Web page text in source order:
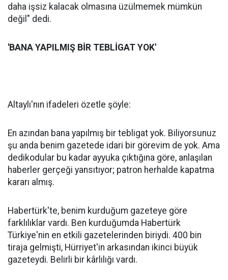
daha işsiz kalacak olmasına üzülmemek mümkün
değil" dedi.
'BANA YAPILMIŞ BİR TEBLİGAT YOK'
Altaylı'nın ifadeleri özetle şöyle:
En azından bana yapılmış bir tebligat yok. Biliyorsunuz
şu anda benim gazetede idari bir görevim de yok. Ama
dedikodular bu kadar ayyuka çıktığına göre, anlaşılan
haberler gerçeği yansıtıyor; patron herhalde kapatma
kararı almış.
Habertürk'te, benim kurduğum gazeteye göre
farklılıklar vardı. Ben kurduğumda Habertürk
Türkiye'nin en etkili gazetelerinden biriydi. 400 bin
tiraja gelmişti, Hürriyet'in arkasından ikinci büyük
gazeteydi. Belirli bir kârlılığı vardı.